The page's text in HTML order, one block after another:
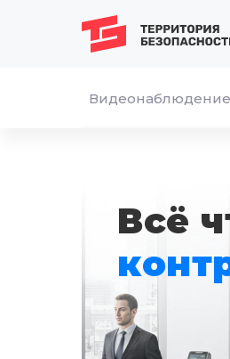
Видеонаблюдение
Всё